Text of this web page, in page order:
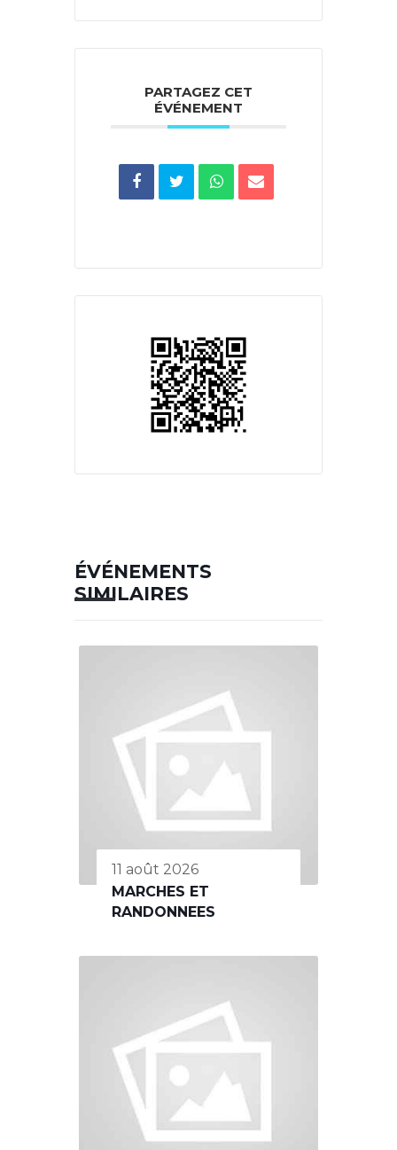
PARTAGEZ CET
ÉVÉNEMENT
ÉVÉNEMENTS
SIMILAIRES
11 août 2026
MARCHES ET
RANDONNEES